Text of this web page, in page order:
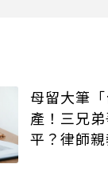
母留大筆
產！三兄
平？律師